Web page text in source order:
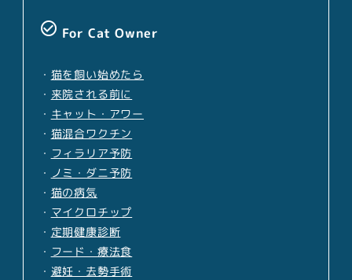
check_circle_outline For Cat Owner
・ 猫を飼い始めたら
・ 来院される前に
・ キャット・アワー
・ 猫混合ワクチン
・ フィラリア予防
・ ノミ・ダニ予防
・ 猫の病気
・ マイクロチップ
・ 定期健康診断
・ フード・療法食
・ 避妊・去勢手術